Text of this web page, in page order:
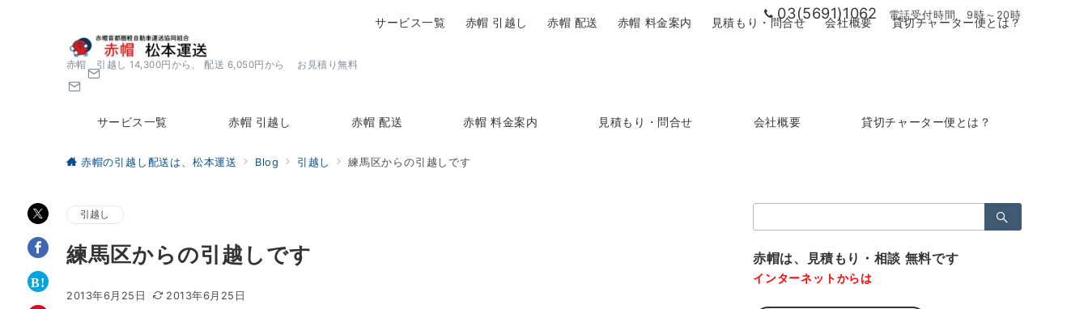
03(5691)1062 電話受付時間 9時～20時
赤帽 引越し 14,300円から、 配送 6,050円から お見積り無料
サービス一覧 赤帽 引越し 赤帽 配送 赤帽 料金案内 見積もり・問合せ 会社概要 貸切チャーター便とは？
サービス一覧 赤帽 引越し 赤帽 配送 赤帽 料金案内 見積もり・問合せ 会社概要 貸切チャーター便とは？
赤帽の引越し配送は、松本運送 Blog 引越し 練馬区からの引越しです
引越し
練馬区からの引越しです
2013年6月25日 2013年6月25日
索：
赤帽は、見積もり・相談 無料です
インターネットからは